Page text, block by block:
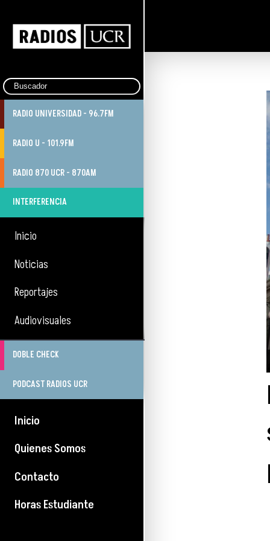
RADIO UNIVERSIDAD - 96.7FM
RADIO U - 101.9FM
RADIO 870 UCR - 870AM
INTERFERENCIA
Inicio
Noticias
Reportajes
Audiovisuales
DOBLE CHECK
PODCAST RADIOS UCR
Inicio
Quienes Somos
Contacto
Horas Estudiante